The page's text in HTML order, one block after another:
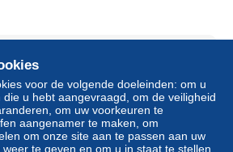
voor de volgende doeleinden: om u
u hebt aangevraagd, om de veiligheid
om uw voorkeuren te
aangenamer te maken, om
om onze site aan te passen aan uw
te geven en om u in staat te stellen